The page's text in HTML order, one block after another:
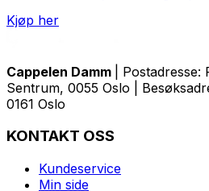
Kjøp her
Cappelen Damm
|
Sentrum, 0055 Oslo |
0161 Oslo
KONTAKT OSS
Kundeservice
Min side